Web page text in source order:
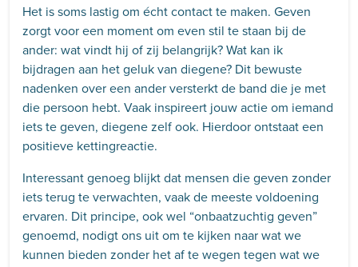
Het is soms lastig om écht contact te maken. Geven
zorgt voor een moment om even stil te staan bij de
ander: wat vindt hij of zij belangrijk? Wat kan ik
bijdragen aan het geluk van diegene? Dit bewuste
nadenken over een ander versterkt de band die je met
die persoon hebt. Vaak inspireert jouw actie om iemand
iets te geven, diegene zelf ook. Hierdoor ontstaat een
positieve kettingreactie.
Interessant genoeg blijkt dat mensen die geven zonder
iets terug te verwachten, vaak de meeste voldoening
ervaren. Dit principe, ook wel “onbaatzuchtig geven”
genoemd, nodigt ons uit om te kijken naar wat we
kunnen bieden zonder het af te wegen tegen wat we